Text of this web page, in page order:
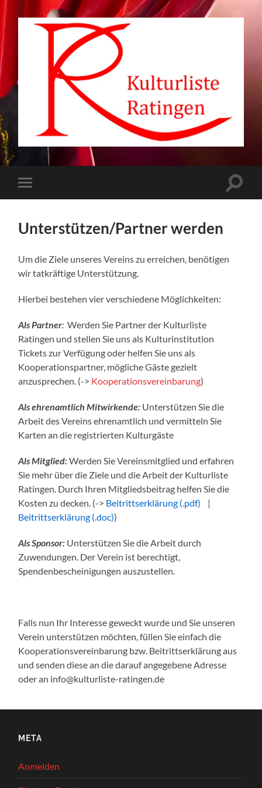
Kulturliste
Mobile-
Menü
Unterstützen/Partner werden
Um die Ziele unseres Vereins zu erreichen, benötigen
wir tatkräftige Unterstützung.
Hierbei bestehen vier verschiedene Möglichkeiten:
Als Partner: Werden Sie Partner der Kulturliste
Ratingen und stellen Sie uns als Kulturinstitution
Tickets zur Verfügung oder helfen Sie uns als
Kooperationspartner, mögliche Gäste gezielt
anzusprechen. (-> Kooperationsvereinbarung)
Als ehrenamtlich Mitwirkende: Unterstützen Sie die
Arbeit des Vereins ehrenamtlich und vermitteln Sie
Karten an die registrierten Kulturgäste
Als Mitglied:Werden Sie Vereinsmitglied und erfahren
Sie mehr über die Ziele und die Arbeit der Kulturliste
Ratingen. Durch Ihren Mitgliedsbeitrag helfen Sie die
Kosten zu decken. (-> Beitrittserklärung (.pdf) |
Beitrittserklärung (.doc))
Als Sponsor: Unterstützen Sie die Arbeit durch
Zuwendungen. Der Verein ist berechtigt,
Spendenbescheinigungen auszustellen.
Falls nun Ihr Interesse geweckt wurde und Sie unseren
Verein unterstützen möchten, füllen Sie einfach die
Kooperationsvereinbarung bzw. Beitrittserklärung aus
und senden diese an die darauf angegebene Adresse
oder an info@kulturliste-ratingen.de
META
Anmelden